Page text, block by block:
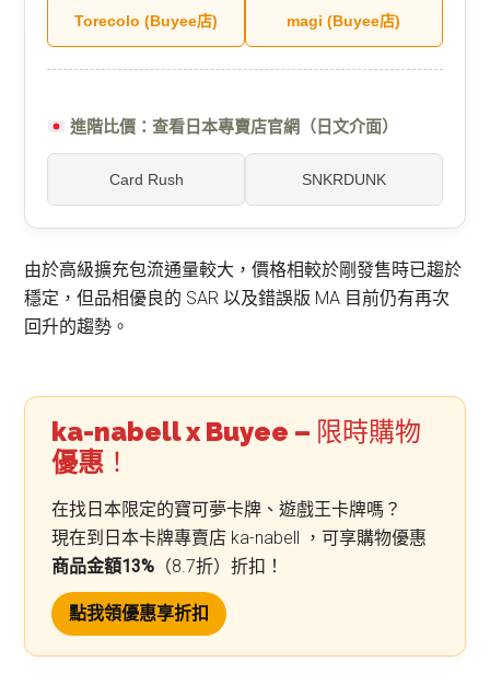
Torecolo (Buyee店) magi (Buyee店)
進階比價：查看日本專賣店官網（日文介面）
Card Rush SNKRDUNK
由於高級擴充包流通量較大，價格相較於剛發售時已趨於
穩定，但品相優良的 SAR 以及錯誤版 MA 目前仍有再次
回升的趨勢。
ka-nabell x Buyee – 限時購物
優惠 ！
在找日本限定的寶可夢卡牌、遊戲王卡牌嗎？
現在到日本卡牌專賣店 ka-nabell ，可享購物優惠
商品金額13% （8.7折）折扣！
點我領優惠享折扣